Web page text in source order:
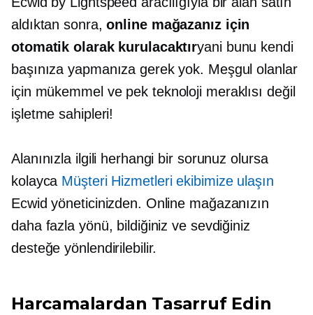
aldıktan sonra,online mağazanız için
otomatik olarak kurulacaktıryani bunu kendi
başınıza yapmanıza gerek yok. Meşgul olanlar
için mükemmel ve pek teknoloji meraklısı değil
işletme sahipleri!
Alanınızla ilgili herhangi bir sorunuz olursa
kolayca Müşteri Hizmetleri ekibimize ulaşın
Ecwid yöneticinizden. Online mağazanızın
daha fazla yönü, bildiğiniz ve sevdiğiniz
desteğe yönlendirilebilir.
Harcamalardan Tasarruf Edin